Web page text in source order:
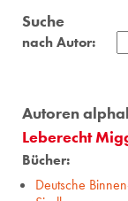
Suche
nach Autor:
Autoren
Leberecht
Bücher:
Deutsche